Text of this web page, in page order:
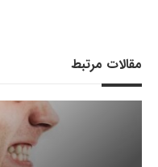
مقالات مرتبط